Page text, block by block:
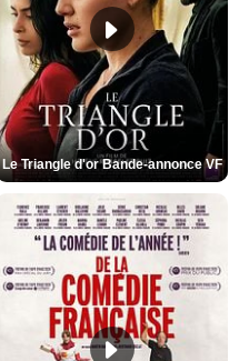
Le Triangle d'or Bande-annonce VF